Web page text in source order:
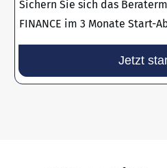
Sichern Sie sich das
FINANCE im 3 Monate Start-
Jetzt